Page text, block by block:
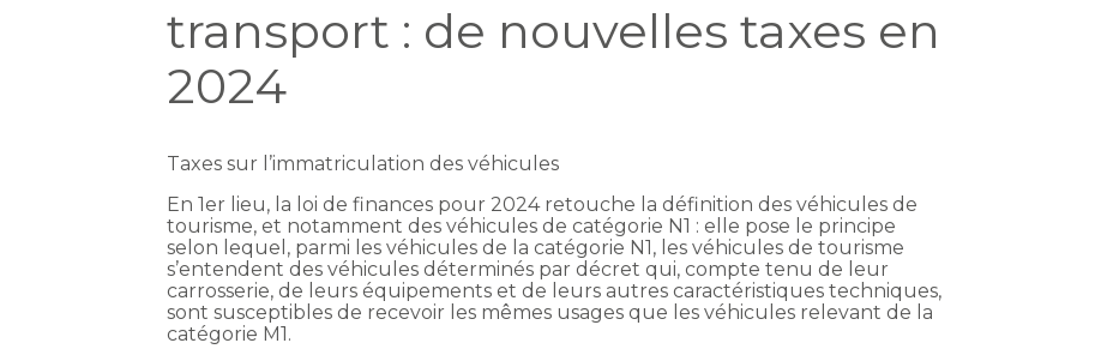
transport : de nouvelles taxes en
2024
Taxes sur l’immatriculation des véhicules
En 1er lieu, la loi de finances pour 2024 retouche la définition des véhicules de
tourisme, et notamment des véhicules de catégorie N1 : elle pose le principe
selon lequel, parmi les véhicules de la catégorie N1, les véhicules de tourisme
s’entendent des véhicules déterminés par décret qui, compte tenu de leur
carrosserie, de leurs équipements et de leurs autres caractéristiques techniques,
sont susceptibles de recevoir les mêmes usages que les véhicules relevant de la
catégorie M1.